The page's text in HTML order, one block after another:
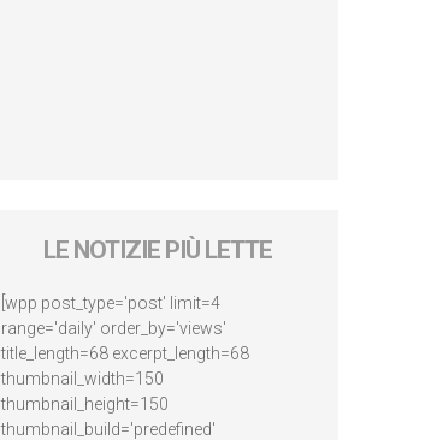
LE NOTIZIE PIÙ LETTE
[wpp post_type='post' limit=4
range='daily' order_by='views'
title_length=68 excerpt_length=68
thumbnail_width=150
thumbnail_height=150
thumbnail_build='predefined'